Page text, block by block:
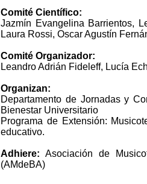
Comité Científico:
Jazmín Evangelina Barrientos,
Laura Rossi, Oscar Agustín
Comité Organizador:
Leandro Adrián Fideleff, Lucía
Organizan:
Departamento de Jornadas y
Bienestar Universitario
Programa de Extensión:
educativo.
Adhiere: Asociación de
(AMdeBA)